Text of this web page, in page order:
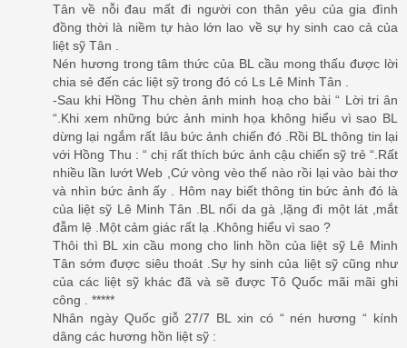
Tân về nỗi đau mất đi người con thân yêu của gia đình
đồng thời là niềm tự hào lớn lao về sự hy sinh cao cả của
liệt sỹ Tân .
Nén hương trong tâm thức của BL cầu mong thấu được lời
chia sẻ đến các liệt sỹ trong đó có Ls Lê Minh Tân .
-Sau khi Hồng Thu chèn ảnh minh hoạ cho bài “ Lời tri ân
“.Khi xem những bức ảnh minh họa không hiểu vì sao BL
dừng lại ngắm rất lâu bức ảnh chiến đó .Rồi BL thông tin lại
với Hồng Thu : “ chị rất thích bức ảnh cậu chiến sỹ trẻ “.Rất
nhiều lần lướt Web ,Cứ vòng vèo thế nào rồi lại vào bài thơ
và nhìn bức ảnh ấy . Hôm nay biết thông tin bức ảnh đó là
của liệt sỹ Lê Minh Tân .BL nổi da gà ,lặng đi một lát ,mắt
đẫm lệ .Một cảm giác rất lạ .Không hiểu vì sao ?
Thôi thì BL xin cầu mong cho linh hồn của liệt sỹ Lê Minh
Tân sớm được siêu thoát .Sự hy sinh của liệt sỹ cũng như
của các liệt sỹ khác đã và sẽ được Tô Quốc mãi mãi ghi
công . *****
Nhân ngày Quốc giỗ 27/7 BL xin có “ nén hương “ kính
dâng các hương hồn liệt sỹ :